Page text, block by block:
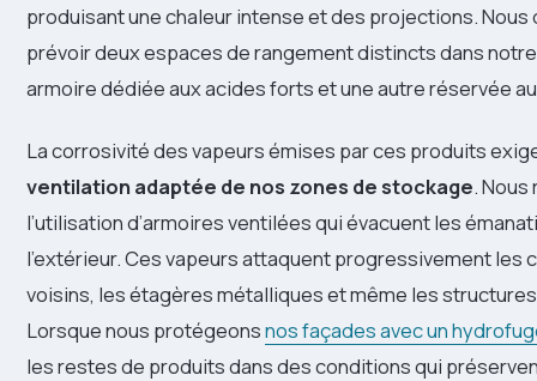
produisant une chaleur intense et des projections. Nous
prévoir deux espaces de rangement distincts dans
armoire dédiée aux acides forts et une autre réservée
La corrosivité des vapeurs émises par ces produits
ventilation adaptée de nos zones de stockage.
l’utilisation d’armoires ventilées qui évacuent les
l’extérieur. Ces vapeurs attaquent progressivement les
voisins, les étagères métalliques et même les
Lorsque nous protégeonsnos façades avec un
les restes de produits dans des conditions qui